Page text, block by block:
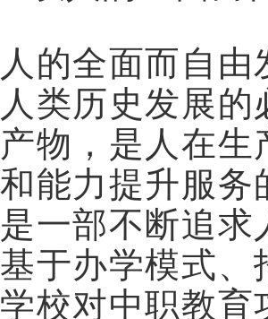
人的全面而自
人类历史发展
产物，是人在
和能力提升服务
是一部不断追
基于办学模式、
学校对中职教育